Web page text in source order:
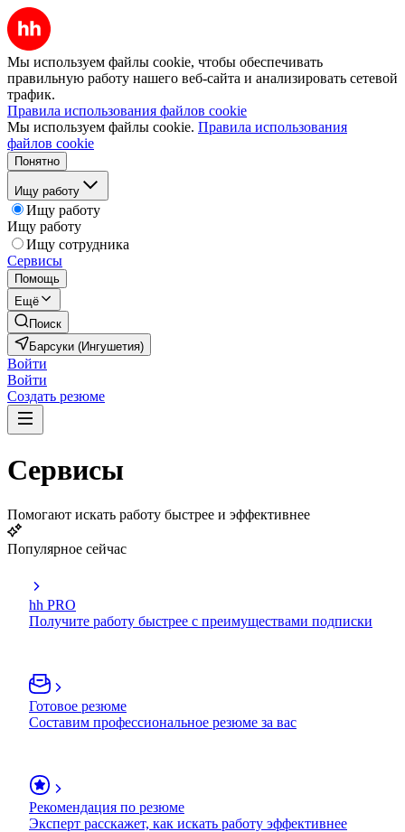
Мы используем файлы cookie, чтобы обеспечивать
правильную работу нашего веб-сайта и анализировать сетевой
трафик.
Правила использования файлов cookie
Мы используем файлы cookie. Правила использования
файлов cookie
Понятно
Ищу работу
Ищу работу
Ищу работу
Ищу сотрудника
Сервисы
Помощь
Ещё
Поиск
Барсуки (Ингушетия)
Войти
Войти
Создать резюме
Сервисы
Помогают искать работу быстрее и эффективнее
Популярное сейчас
hh PRO
Получите работу быстрее с преимуществами подписки
Готовое резюме
Составим профессиональное резюме за вас
Рекомендация по резюме
Эксперт расскажет, как искать работу эффективнее